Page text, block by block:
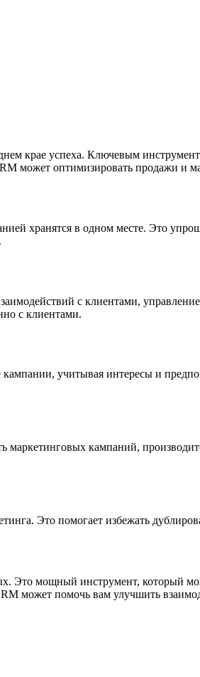
крае успеха. Ключевым
может оптимизировать продажи и
хранятся в одном месте. Это
с клиентами,
с клиентами.
учитывая интересы и
кампаний,
Это помогает избежать
Это мощный инструмент, который
может помочь вам улучшить